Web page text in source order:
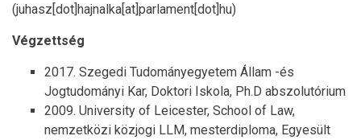
(juhasz[dot]hajnalka[at]parlament[dot]hu)
Végzettség
2017. Szegedi Tudományegyetem Állam -és
Jogtudományi Kar, Doktori Iskola, Ph.D abszolutórium
2009. University of Leicester, School of Law,
nemzetközi közjogi LLM, mesterdiploma, Egyesült